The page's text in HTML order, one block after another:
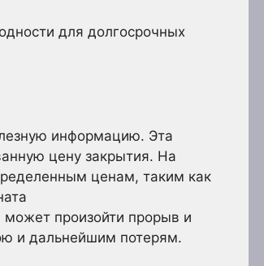
для долгосрочных
информацию. Эта
цену закрытия. На
ценам, таким как
произойти прорыв и
и дальнейшим потерям.